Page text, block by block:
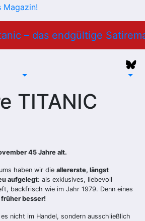
TITANIC
45 Jahre alt.
haben wir die allererste, längst
aufgelegt: als exklusives, liebevoll
backfrisch wie im Jahr 1979. Denn eines
besser!
nicht im Handel, sondern ausschließlich